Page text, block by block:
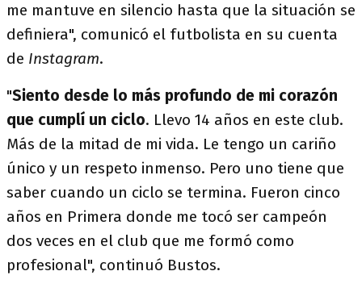
me mantuve en silencio hasta que la situación se
definiera", comunicó el futbolista en su cuenta
de Instagram.
"Siento desde lo más profundo de mi corazón
que cumplí un ciclo. Llevo 14 años en este club.
Más de la mitad de mi vida. Le tengo un cariño
único y un respeto inmenso. Pero uno tiene que
saber cuando un ciclo se termina. Fueron cinco
años en Primera donde me tocó ser campeón
dos veces en el club que me formó como
profesional", continuó Bustos.